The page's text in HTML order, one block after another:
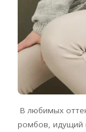
В любимых
ромбов, идущий